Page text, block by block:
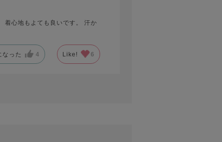
着心地もよても良いです。 汗か
なった 4 Like! 6